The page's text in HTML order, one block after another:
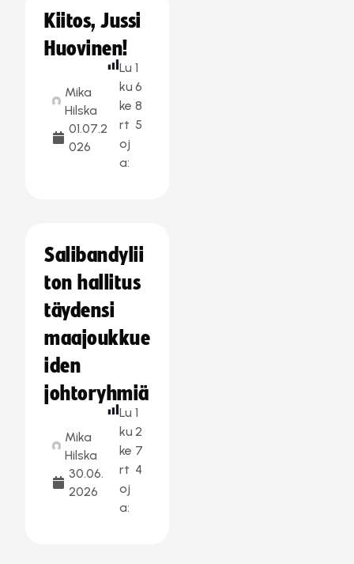
Kiitos, Jussi
Huovinen!
Mika
Hilska
01.07.2
026
Lu
ku
ke
rt
oj
a:
1
6
8
5
Salibandylii
ton hallitus
täydensi
maajoukkue
iden
johtoryhmiä
Mika
Hilska
30.06.
2026
Lu
ku
ke
rt
oj
a:
1
2
7
4